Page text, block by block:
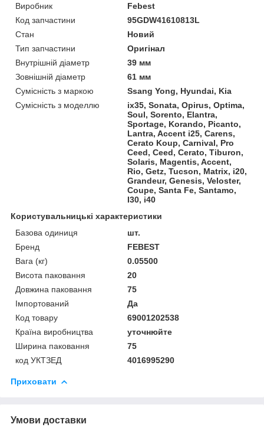
Виробник
Febest
Код запчастини
95GDW41610813L
Стан
Новий
Тип запчастини
Оригінал
Внутрішній діаметр
39 мм
Зовнішній діаметр
61 мм
Сумісність з маркою
Ssang Yong, Hyundai, Kia
Сумісність з моделлю
ix35, Sonata, Opirus, Optima,
Soul, Sorento, Elantra,
Sportage, Korando, Picanto,
Lantra, Accent i25, Carens,
Cerato Koup, Carnival, Pro
Ceed, Ceed, Cerato, Tiburon,
Solaris, Magentis, Accent,
Rio, Getz, Tucson, Matrix, i20,
Grandeur, Genesis, Veloster,
Coupe, Santa Fe, Santamo,
I30, i40
Користувальницькі характеристики
Базова одиниця
шт.
Бренд
FEBEST
Вага (кг)
0.05500
Висота паковання
20
Довжина паковання
75
Імпортований
Да
Код товару
69001202538
Країна виробництва
уточнюйте
Ширина паковання
75
код УКТЗЕД
4016995290
Приховати
Умови доставки